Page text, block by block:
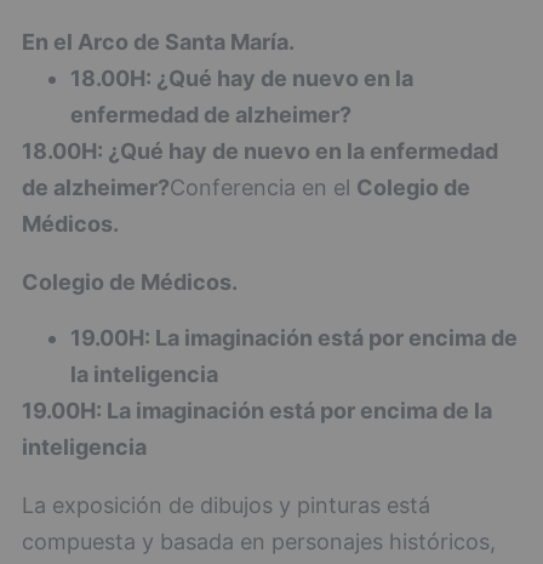
En el Arco de Santa María.
18.00H: ¿Qué hay de nuevo en la
enfermedad de alzheimer?
18.00H: ¿Qué hay de nuevo en la enfermedad
de alzheimer?Conferencia en el Colegio de
Médicos.
Colegio de Médicos.
19.00H: La imaginación está por encima de
la inteligencia
19.00H: La imaginación está por encima de la
inteligencia
La exposición de dibujos y pinturas está
compuesta y basada en personajes históricos,